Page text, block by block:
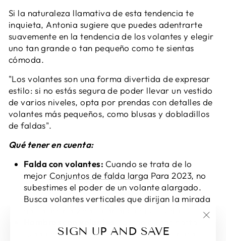
SIGN UP AND SAVE
Si la naturaleza llamativa de esta tendencia te
inquieta, Antonia sugiere que puedes adentrarte
suavemente en la tendencia de los volantes y elegir
uno tan grande o tan pequeño como te sientas
cómoda.
"Los volantes son una forma divertida de expresar
estilo: si no estás segura de poder llevar un vestido
de varios niveles, opta por prendas con detalles de
volantes más pequeños, como blusas y dobladillos
de faldas".
Qué tener en cuenta:
Falda con volantes: Cuando se trata de lo
mejor Conjuntos de falda larga Para 2023, no
subestimes el poder de un volante alargado.
Busca volantes verticales que dirijan la mirada
sudaderas, espera volantes aplicados para